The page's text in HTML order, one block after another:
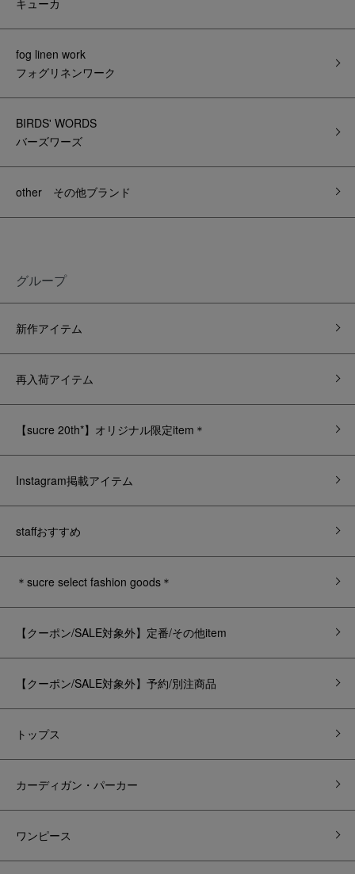
fog linen work
フォグリネンワーク
BIRDS' WORDS
バーズワーズ
other その他ブランド
グループ
新作アイテム
再入荷アイテム
【sucre 20th*】オリジナル限定item＊
Instagram掲載アイテム
staffおすすめ
＊sucre select fashion goods＊
【クーポン/SALE対象外】定番/その他item
【クーポン/SALE対象外】予約/別注商品
トップス
カーディガン・パーカー
ワンピース